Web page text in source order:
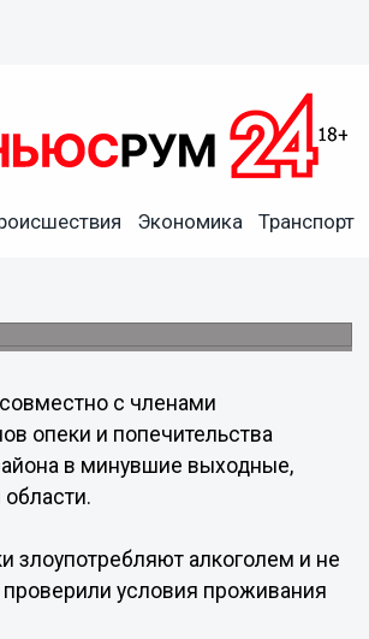
Экономика Транспорт
с членами
опеки и попечительства
в минувшие выходные,
злоупотребляют алкоголем и не
условия проживания